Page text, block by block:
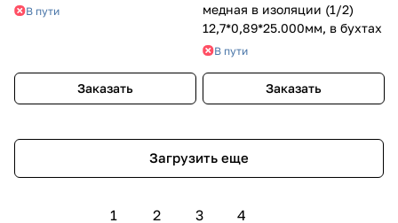
В пути
Заказать
медная в изоляции (1/2)
12,7*0,89*25.000мм, в бухтах
В пути
Заказать
Загрузить еще
1 2 3 4